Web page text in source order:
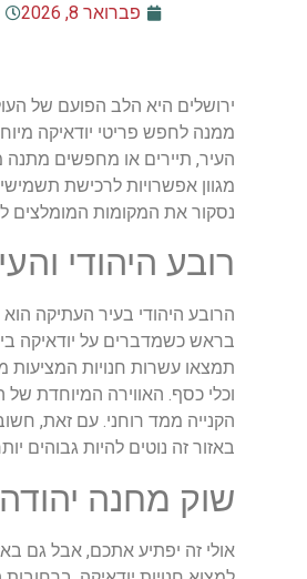
פברואר 8, 2026
ירושלים היא הלב הפועם של
ממנה לחפש פריטי יודאיקה
העיר, תיירים או מחפשים
מגוון אפשרויות לרכישת
נסקור את המקומות המומלצים
רובע היהודי
הרובע היהודי בעיר העתיקה
בראש כשמדברים על יודאיקה
תמצאו עשרות חנויות המציעות
וכלי כסף. האווירה המיוחדת של
הקנייה ממד רוחני. עם זאת,
באזור זה נוטים להיות גבוהים
שוק מחנה
אולי זה יפתיע אתכם, אבל גם